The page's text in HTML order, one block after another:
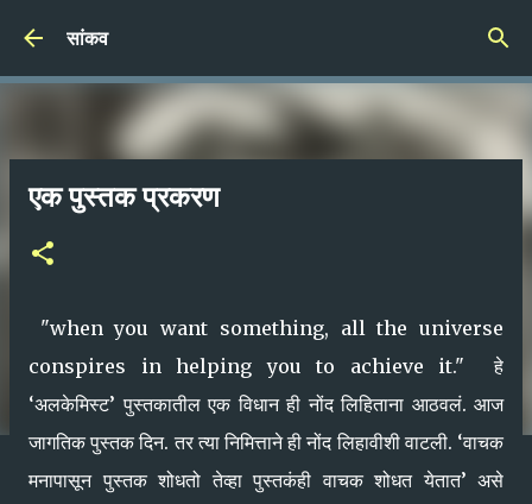
सांकव
एक पुस्तक प्रकरण
"when you want something, all the universe
conspires in helping you to achieve it." हे
‘अलकेमिस्ट’ पुस्तकातील एक विधान ही नोंद लिहिताना आठवलं. आज
जागतिक पुस्तक दिन. तर त्या निमित्ताने ही नोंद लिहावीशी वाटली. ‘वाचक
मनापासून पुस्तक शोधतो तेव्हा पुस्तकंही वाचक शोधत येतात’ असे